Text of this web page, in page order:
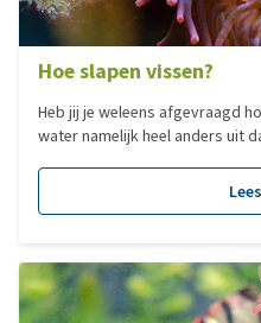
Hoe slapen vissen?
Heb jij je weleens afgevraagd
water namelijk heel anders uit
vissen rust nodig. In deze blog
ze dat doen en waarom rust zo